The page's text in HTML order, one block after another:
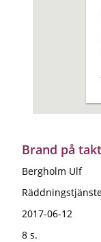
Brand på
Bergholm Ulf
2017-06-12
8 s.